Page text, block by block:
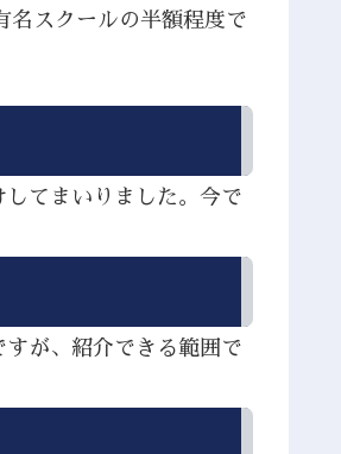
名スクールの半額程度で
てまいりました。今で
が、紹介できる範囲で